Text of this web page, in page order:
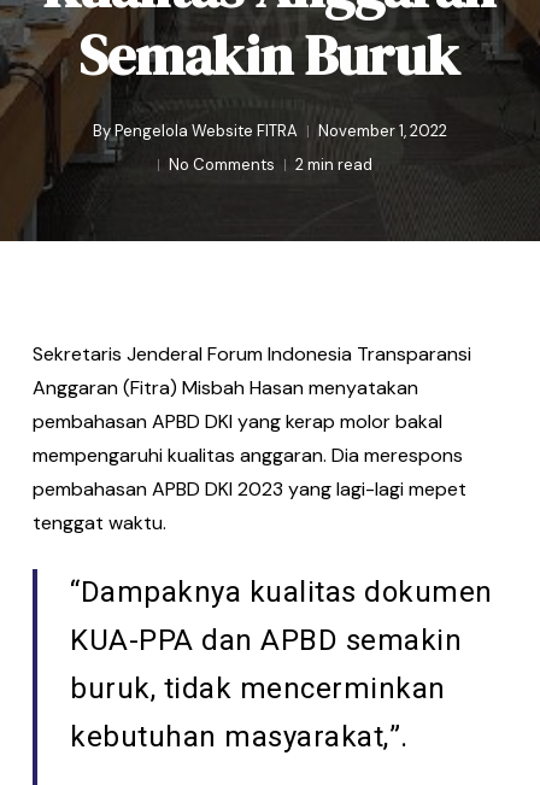
Semakin Buruk
ByPengelola Website FITRA
November 1, 2022
No Comments
2 min read
Sekretaris Jenderal Forum Indonesia Transparansi
Anggaran (Fitra) Misbah Hasan menyatakan
pembahasan APBD DKI yang kerap molor bakal
mempengaruhi kualitas anggaran. Dia merespons
pembahasan APBD DKI 2023 yang lagi-lagi mepet
tenggat waktu.
“Dampaknya kualitas dokumen
KUA-PPA dan APBD semakin
buruk, tidak mencerminkan
kebutuhan masyarakat,”.